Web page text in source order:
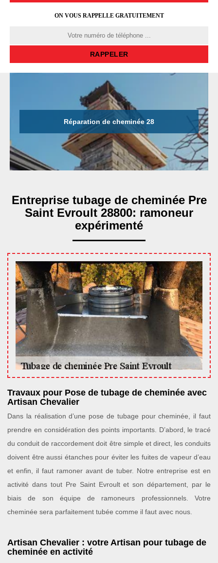
ON VOUS RAPPELLE GRATUITEMENT
Réparation de cheminée 28
Entreprise tubage de cheminée Pre
Saint Evroult 28800: ramoneur
expérimenté
Travaux pour Pose de tubage de cheminée avec
Artisan Chevalier
Dans la réalisation d’une pose de tubage pour cheminée, il faut
prendre en considération des points importants. D’abord, le tracé
du conduit de raccordement doit être simple et direct, les conduits
doivent être aussi étanches pour éviter les fuites de vapeur d’eau
et enfin, il faut ramoner avant de tuber. Notre entreprise est en
activité dans tout Pre Saint Evroult et son département, par le
biais de son équipe de ramoneurs professionnels. Votre
cheminée sera parfaitement tubée comme il faut avec nous.
Artisan Chevalier : votre Artisan pour tubage de
cheminée en activité